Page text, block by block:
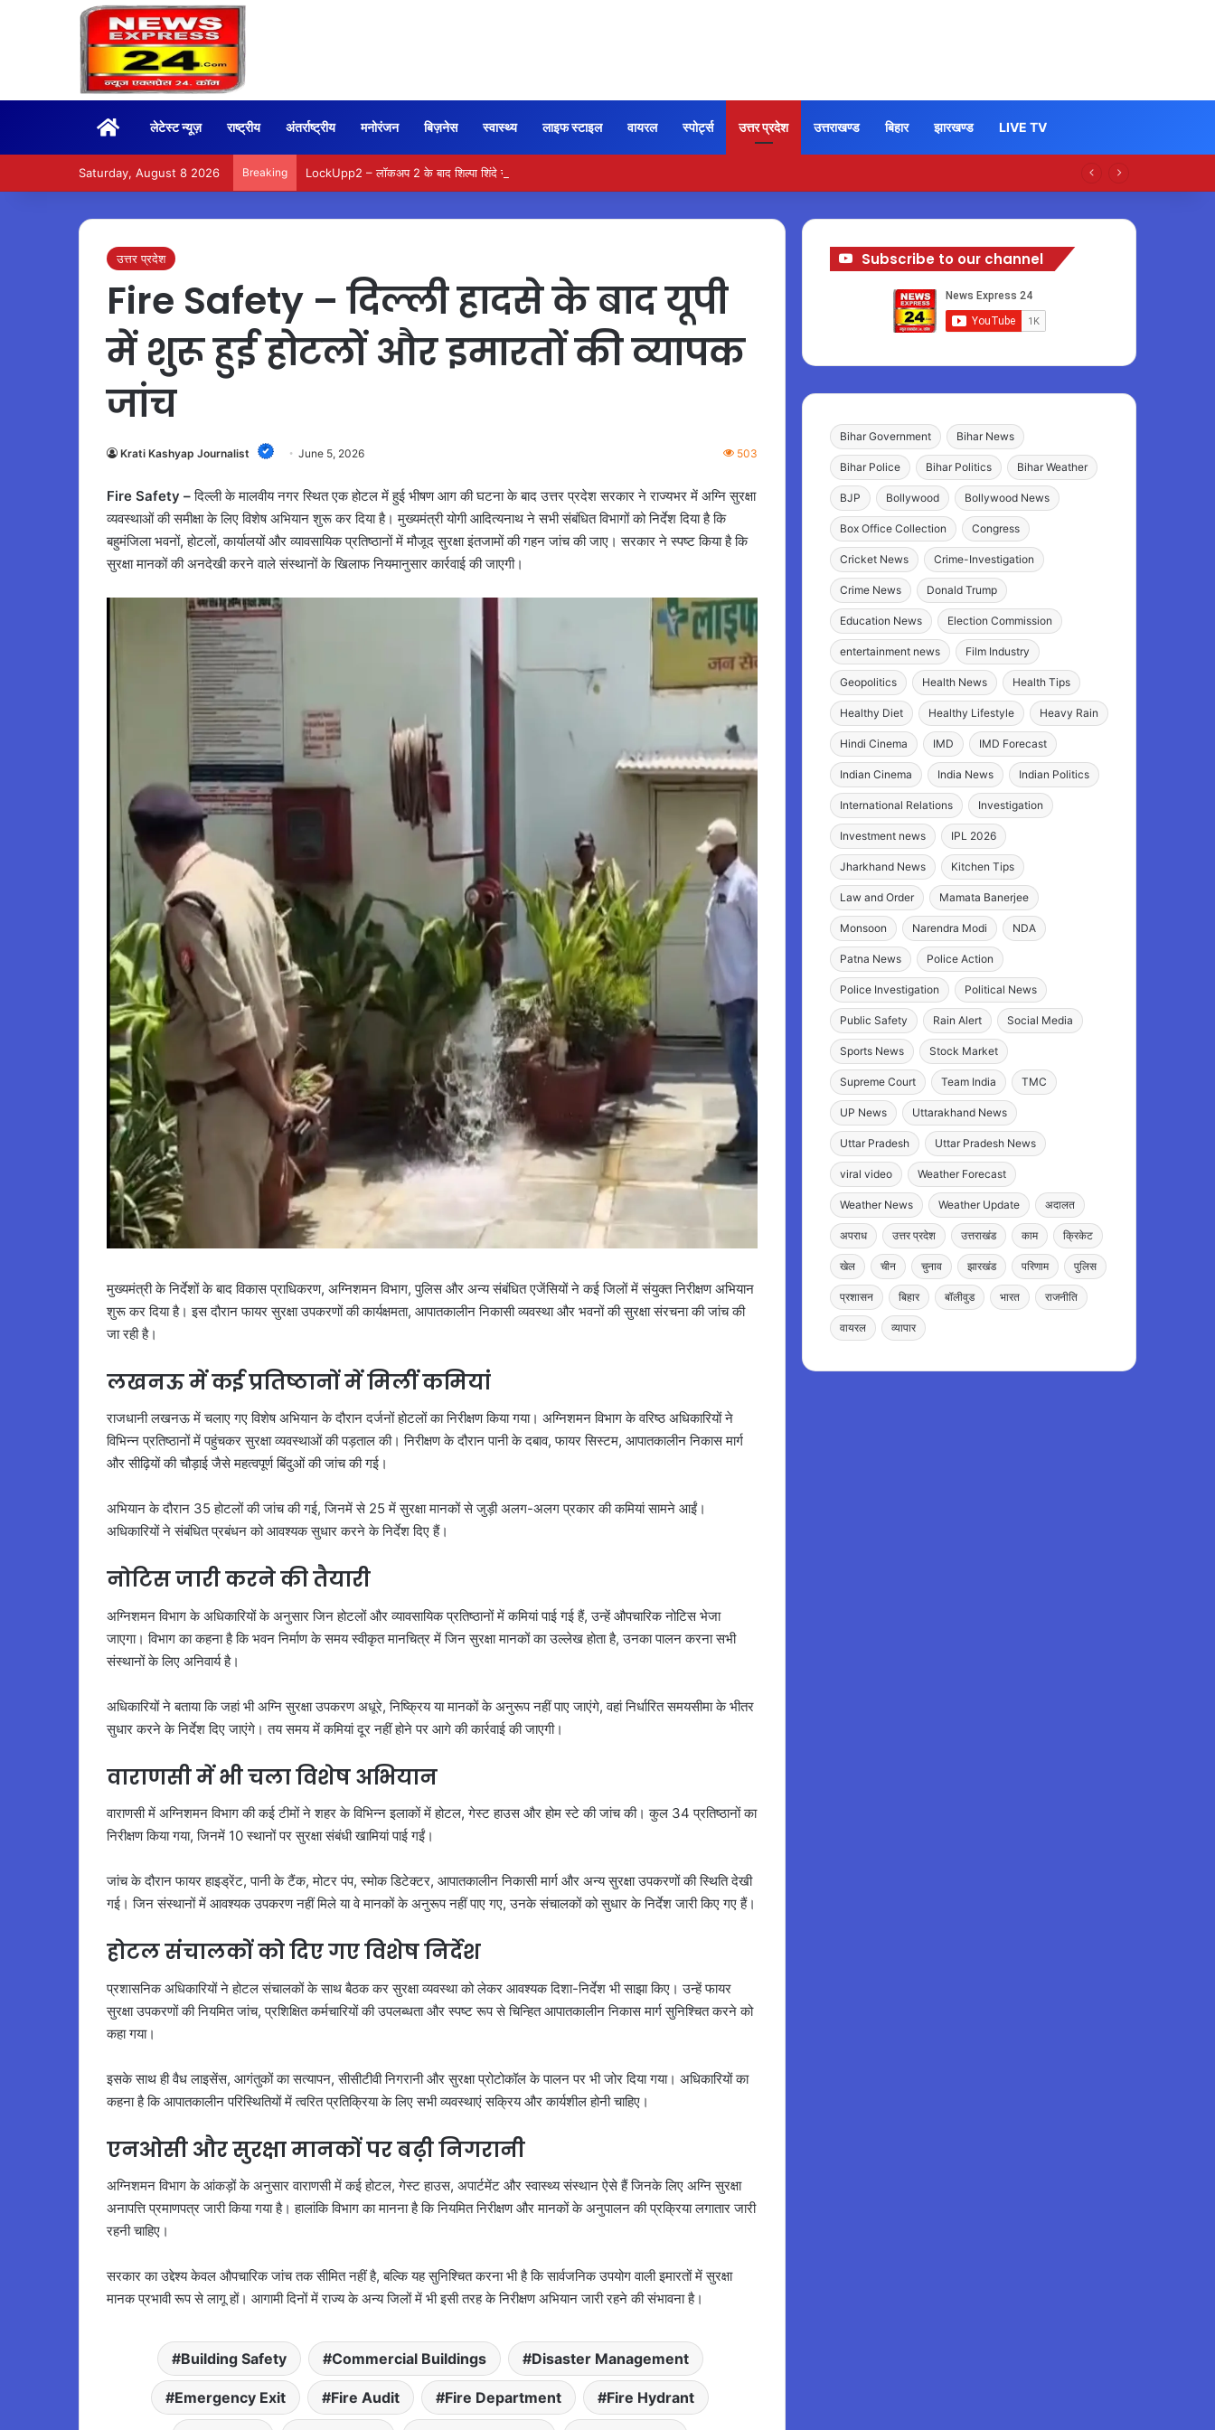
Homeलेटेस्ट न्यूज़ राष्ट्रीय अंतर्राष्ट्रीय मनोरंजन बिज़नेस स्वास्थ्य लाइफ स्टाइल वायरल स्पोर्ट्स उत्तर प्रदेश उत्तराखण्ड बिहार झारखण्ड LIVE TV
Saturday, August 8 2026 Breaking LockUpp2 – लॉकअप 2 के बाद शिल्पा शिंदे ने शिवांगी पर लगाए ये आरोप…
उत्तर प्रदेश
Fire Safety – दिल्ली हादसे के बाद यूपी
में शुरू हुई होटलों और इमारतों की व्यापक
जांच
Krati Kashyap Journalist June 5, 2026 503
Fire Safety –दिल्ली के मालवीय नगर स्थित एक होटल में हुई भीषण आग की घटना के बाद उत्तर प्रदेश सरकार ने राज्यभर में अग्नि सुरक्षा
व्यवस्थाओं की समीक्षा के लिए विशेष अभियान शुरू कर दिया है। मुख्यमंत्री योगी आदित्यनाथ ने सभी संबंधित विभागों को निर्देश दिया है कि
बहुमंजिला भवनों, होटलों, कार्यालयों और व्यावसायिक प्रतिष्ठानों में मौजूद सुरक्षा इंतजामों की गहन जांच की जाए। सरकार ने स्पष्ट किया है कि
सुरक्षा मानकों की अनदेखी करने वाले संस्थानों के खिलाफ नियमानुसार कार्रवाई की जाएगी।
मुख्यमंत्री के निर्देशों के बाद विकास प्राधिकरण, अग्निशमन विभाग, पुलिस और अन्य संबंधित एजेंसियों ने कई जिलों में संयुक्त निरीक्षण अभियान
शुरू कर दिया है। इस दौरान फायर सुरक्षा उपकरणों की कार्यक्षमता, आपातकालीन निकासी व्यवस्था और भवनों की सुरक्षा संरचना की जांच की
जा रही है।
लखनऊ में कई प्रतिष्ठानों में मिलीं कमियां
राजधानी लखनऊ में चलाए गए विशेष अभियान के दौरान दर्जनों होटलों का निरीक्षण किया गया। अग्निशमन विभाग के वरिष्ठ अधिकारियों ने
विभिन्न प्रतिष्ठानों में पहुंचकर सुरक्षा व्यवस्थाओं की पड़ताल की। निरीक्षण के दौरान पानी के दबाव, फायर सिस्टम, आपातकालीन निकास मार्ग
और सीढ़ियों की चौड़ाई जैसे महत्वपूर्ण बिंदुओं की जांच की गई।
अभियान के दौरान 35 होटलों की जांच की गई, जिनमें से 25 में सुरक्षा मानकों से जुड़ी अलग-अलग प्रकार की कमियां सामने आईं।
अधिकारियों ने संबंधित प्रबंधन को आवश्यक सुधार करने के निर्देश दिए हैं।
नोटिस जारी करने की तैयारी
अग्निशमन विभाग के अधिकारियों के अनुसार जिन होटलों और व्यावसायिक प्रतिष्ठानों में कमियां पाई गई हैं, उन्हें औपचारिक नोटिस भेजा
जाएगा। विभाग का कहना है कि भवन निर्माण के समय स्वीकृत मानचित्र में जिन सुरक्षा मानकों का उल्लेख होता है, उनका पालन करना सभी
संस्थानों के लिए अनिवार्य है।
अधिकारियों ने बताया कि जहां भी अग्नि सुरक्षा उपकरण अधूरे, निष्क्रिय या मानकों के अनुरूप नहीं पाए जाएंगे, वहां निर्धारित समयसीमा के भीतर
सुधार करने के निर्देश दिए जाएंगे। तय समय में कमियां दूर नहीं होने पर आगे की कार्रवाई की जाएगी।
वाराणसी में भी चला विशेष अभियान
वाराणसी में अग्निशमन विभाग की कई टीमों ने शहर के विभिन्न इलाकों में होटल, गेस्ट हाउस और होम स्टे की जांच की। कुल 34 प्रतिष्ठानों का
निरीक्षण किया गया, जिनमें 10 स्थानों पर सुरक्षा संबंधी खामियां पाई गईं।
जांच के दौरान फायर हाइड्रेंट, पानी के टैंक, मोटर पंप, स्मोक डिटेक्टर, आपातकालीन निकासी मार्ग और अन्य सुरक्षा उपकरणों की स्थिति देखी
गई। जिन संस्थानों में आवश्यक उपकरण नहीं मिले या वे मानकों के अनुरूप नहीं पाए गए, उनके संचालकों को सुधार के निर्देश जारी किए गए हैं।
होटल संचालकों को दिए गए विशेष निर्देश
प्रशासनिक अधिकारियों ने होटल संचालकों के साथ बैठक कर सुरक्षा व्यवस्था को लेकर आवश्यक दिशा-निर्देश भी साझा किए। उन्हें फायर
सुरक्षा उपकरणों की नियमित जांच, प्रशिक्षित कर्मचारियों की उपलब्धता और स्पष्ट रूप से चिन्हित आपातकालीन निकास मार्ग सुनिश्चित करने को
कहा गया।
इसके साथ ही वैध लाइसेंस, आगंतुकों का सत्यापन, सीसीटीवी निगरानी और सुरक्षा प्रोटोकॉल के पालन पर भी जोर दिया गया। अधिकारियों का
कहना है कि आपातकालीन परिस्थितियों में त्वरित प्रतिक्रिया के लिए सभी व्यवस्थाएं सक्रिय और कार्यशील होनी चाहिए।
एनओसी और सुरक्षा मानकों पर बढ़ी निगरानी
अग्निशमन विभाग के आंकड़ों के अनुसार वाराणसी में कई होटल, गेस्ट हाउस, अपार्टमेंट और स्वास्थ्य संस्थान ऐसे हैं जिनके लिए अग्नि सुरक्षा
अनापत्ति प्रमाणपत्र जारी किया गया है। हालांकि विभाग का मानना है कि नियमित निरीक्षण और मानकों के अनुपालन की प्रक्रिया लगातार जारी
रहनी चाहिए।
सरकार का उद्देश्य केवल औपचारिक जांच तक सीमित नहीं है, बल्कि यह सुनिश्चित करना भी है कि सार्वजनिक उपयोग वाली इमारतों में सुरक्षा
मानक प्रभावी रूप से लागू हों। आगामी दिनों में राज्य के अन्य जिलों में भी इसी तरह के निरीक्षण अभियान जारी रहने की संभावना है।
Building Safety Commercial Buildings Disaster Management
Emergency Exit Fire Audit Fire Department Fire Hydrant
Subscribe to our channel
Bihar Government Bihar News
Bihar Police Bihar Politics Bihar Weather
BJP Bollywood Bollywood News
Box Office Collection Congress
Cricket News Crime-Investigation
Crime News Donald Trump
Education News Election Commission
entertainment news Film Industry
Geopolitics Health News Health Tips
Healthy Diet Healthy Lifestyle Heavy Rain
Hindi Cinema IMD IMD Forecast
Indian Cinema India News Indian Politics
International Relations Investigation
Investment news IPL 2026
Jharkhand News Kitchen Tips
Law and Order Mamata Banerjee
Monsoon Narendra Modi NDA
Patna News Police Action
Police Investigation Political News
Public Safety Rain Alert Social Media
Sports News Stock Market
Supreme Court Team India TMC
UP News Uttarakhand News
Uttar Pradesh Uttar Pradesh News
viral video Weather Forecast
Weather News Weather Update अदालत
अपराध उत्तर प्रदेश उत्तराखंड काम क्रिकेट
खेल चीन चुनाव झारखंड परिणाम पुलिस
प्रशासन बिहार बॉलीवुड भारत राजनीति
वायरल व्यापार